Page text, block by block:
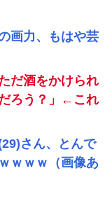
画力、もはや芸
だ酒をかけられ
ろう？」←これ
さん、とんで
ｗｗｗ（画像あ